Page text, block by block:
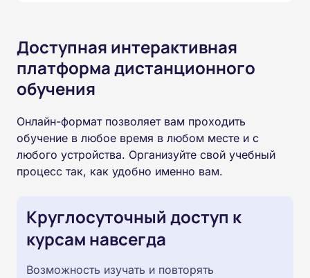
Доступная интерактивная
платформа дистанционного
обучения
Онлайн-формат позволяет вам проходить
обучение в любое время в любом месте и с
любого устройства. Организуйте свой учебный
процесс так, как удобно именно вам.
Круглосуточный доступ к
курсам навсегда
Возможность изучать и повторять